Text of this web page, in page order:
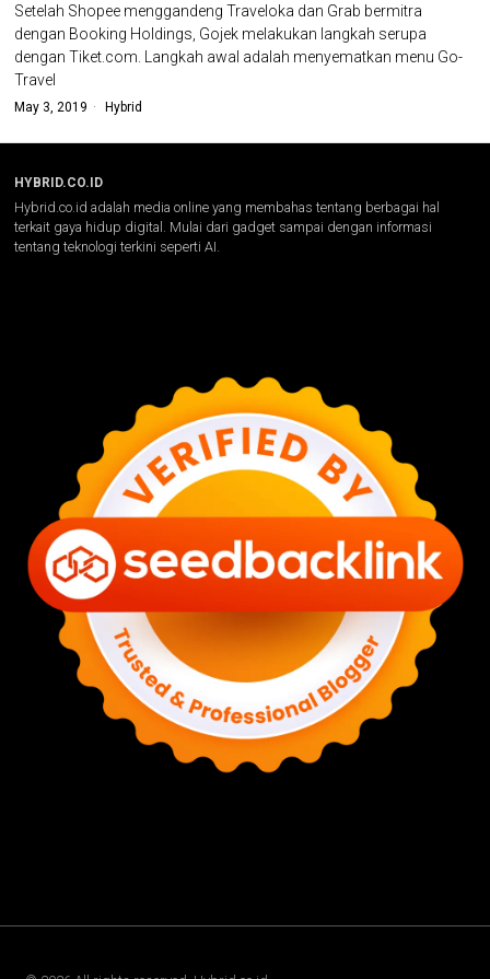
Setelah Shopee menggandeng Traveloka dan Grab bermitra
dengan Booking Holdings, Gojek melakukan langkah serupa
dengan Tiket.com. Langkah awal adalah menyematkan menu Go-
Travel
May 3, 2019 Hybrid
HYBRID.CO.ID
Hybrid.co.id adalah media online yang membahas tentang berbagai hal
terkait gaya hidup digital. Mulai dari gadget sampai dengan informasi
tentang teknologi terkini seperti AI.